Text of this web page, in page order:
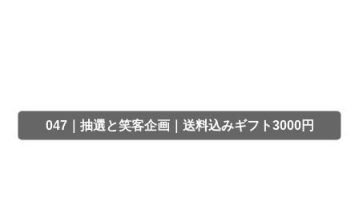
047｜抽選と笑客企画｜送料込みギフト3000円